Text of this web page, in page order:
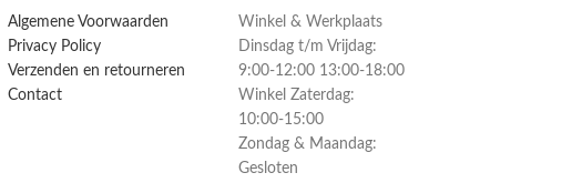
Algemene Voorwaarden
Privacy Policy
Verzenden en retourneren
Contact
Winkel & Werkplaats
Dinsdag t/m Vrijdag:
9:00-12:00 13:00-18:00
Winkel Zaterdag:
10:00-15:00
Zondag & Maandag:
Gesloten